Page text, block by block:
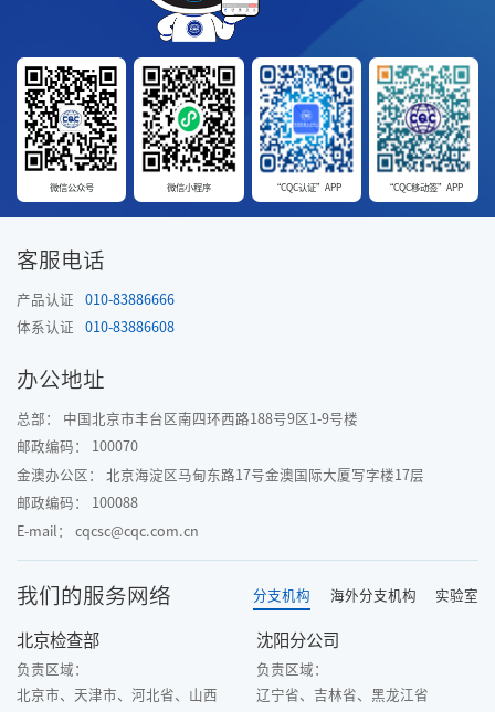
微信公众号 微信小程序 “CQC认证”APP “CQC移动签”APP
客服电话
产品认证
010-83886666
体系认证
010-83886608
办公地址
总部： 中国北京市丰台区南四环西路188号9区1-9号楼
邮政编码： 100070
金澳办公区： 北京海淀区马甸东路17号金澳国际大厦写字楼17层
邮政编码： 100088
E-mail： cqcsc@cqc.com.cn
我们的服务网络 分支机构 海外分支机构 实验室
北京检查部
负责区域：
北京市、天津市、河北省、山西
沈阳分公司
负责区域：
辽宁省、吉林省、黑龙江省